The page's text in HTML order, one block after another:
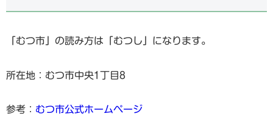
「むつ市」の読み方は「むつし」になります。
所在地：むつ市中央1丁目8
参考： むつ市公式ホームページ